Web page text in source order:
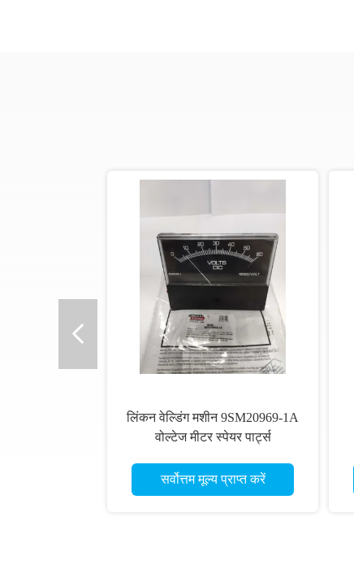
लिंकन वेल्डिंग मशीन 9SM20969-1A
वोल्टेज मीटर स्पेयर पार्ट्स
सर्वोत्तम मूल्य प्राप्त करें